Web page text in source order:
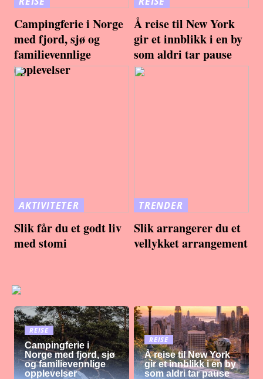
Campingferie i Norge
med fjord, sjø og
familievennlige
opplevelser
Å reise til New York
gir et innblikk i en by
som aldri tar pause
AKTIVITETER
Slik får du et godt liv
med stomi
TRENDER
Slik arrangerer du et
vellykket arrangement
REISE
Campingferie i
Norge med fjord, sjø
og familievennlige
opplevelser
REISE
Å reise til New York
gir et innblikk i en by
som aldri tar pause